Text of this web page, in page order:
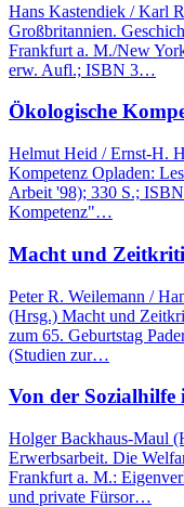
Hans Kastendiek / Karl
Großbritannien.
Frankfurt a. M./New
erw. Aufl.; ISBN 3…
Ökologische
Helmut Heid / Ernst-H.
Kompetenz Opladen:
Arbeit '98); 330 S.;
Kompetenz"…
Macht und
Peter R. Weilemann /
(Hrsg.) Macht und
zum 65. Geburtstag
(Studien zur…
Von der
Holger Backhaus-Maul
Erwerbsarbeit. Die
Frankfurt a. M.:
und private Fürsor…